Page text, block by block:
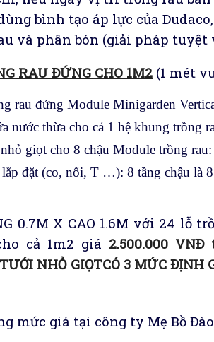
bình tạo áp lực của
và phân bón (giải pháp tuyệt
RAU ĐỨNG CHO 1M2 (1 mét
rau đứng Module Minigarden
nước thừa cho cả 1 hệ khung trồng
giọt cho 8 chậu Module trồng
đặt (co, nối, T …): 8 tầng chậu là
0.7M X CAO 1.6M với 24 lỗ
cả 1m2 giá 2.500.000
NHỎ GIỌTCÓ 3 MỨC
mức giá tại công ty Mẹ Bồ